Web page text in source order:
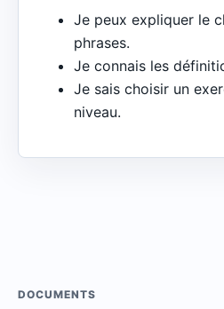
Je peux expliquer le
phrases.
Je connais les
Je sais choisir un
niveau.
DOCUMENTS